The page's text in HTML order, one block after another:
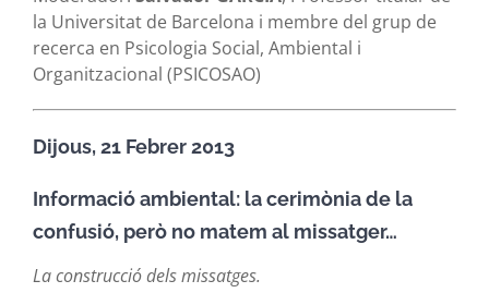
la Universitat de Barcelona i membre del grup de
recerca en Psicologia Social, Ambiental i
Organitzacional (PSICOSAO)
Dijous, 21 Febrer 2013
Informació ambiental: la cerimònia de la
confusió, però no matem al missatger…
La construcció dels missatges.